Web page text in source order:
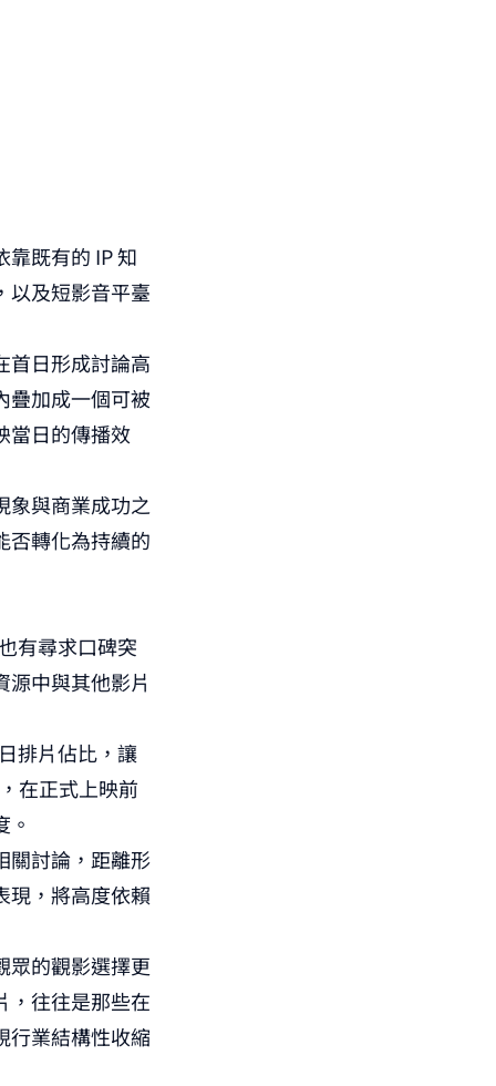
既有的 IP 知
以及短影音平臺
首日形成討論高
疊加成一個可被
當日的傳播效
象與商業成功之
否轉化為持續的
有尋求口碑突
中與其他影片
排片佔比，讓
在正式上映前
關討論，距離形
現，將高度依賴
眾的觀影選擇更
，往往是那些在
行業結構性收縮